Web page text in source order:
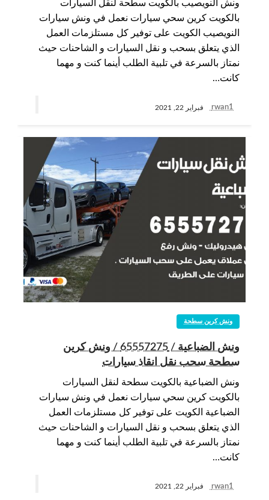
ونش النويصيب بالكويت سطحة لنقل السيارات
بالكويت كرين سحي سيارات نعمل في ونش سيارات
النويصيب الكويت على توفير كل مستلزمات العمل
الذي يتعلق بسحب و نقل السيارات و الشاحنات حيث
نمتاز بالسرعة في تلبية الطلب أينما كنت و مهما
كانت…
rwan1 فبراير 22, 2021
ونش كرين سطحة
ونش الضباعية / 65557275 / ونش كرين
سطحة سحب نقل انقاذ سيارات
ونش الضباعية بالكويت سطحة لنقل السيارات
بالكويت كرين سحي سيارات نعمل في ونش سيارات
الضباعية الكويت على توفير كل مستلزمات العمل
الذي يتعلق بسحب و نقل السيارات و الشاحنات حيث
نمتاز بالسرعة في تلبية الطلب أينما كنت و مهما
كانت…
rwan1 فبراير 22, 2021